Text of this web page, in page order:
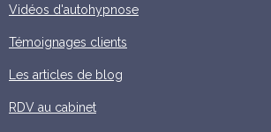
Vidéos d'autohypnose
Témoignages clients
Les articles de blog
RDV au cabinet